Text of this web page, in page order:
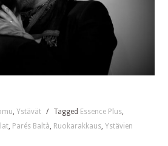
,Ystävät / Tagged Essence Plus
Parés Baltà Ruokarakkaus ,Ystävien